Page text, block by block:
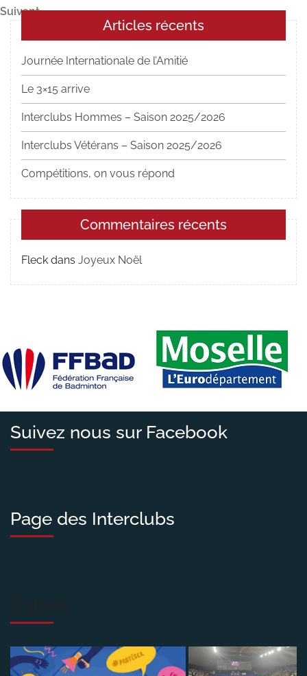
l’article
Article
suivant
Suivant
Articles récents
Journée Internationale de l’Amitié
Le 3×15 arrive
Interclubs Hommes – Saison 2025/2026
Interclubs Vétérans – Saison 2025/2026
Compétitions, on vous répond
Commentaires récents
Fleck dans Joyeux Noël
Suivez nous sur Facebook
Page des Interclubs